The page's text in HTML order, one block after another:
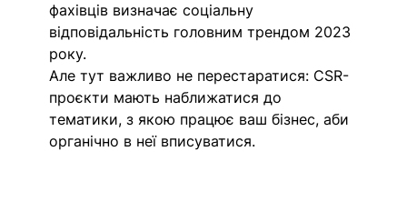
фахівців визначає соціальну
відповідальність головним трендом 2023
року.
Але тут важливо не перестаратися: CSR-
проєкти мають наближатися до
тематики, з якою працює ваш бізнес, аби
органічно в неї вписуватися.